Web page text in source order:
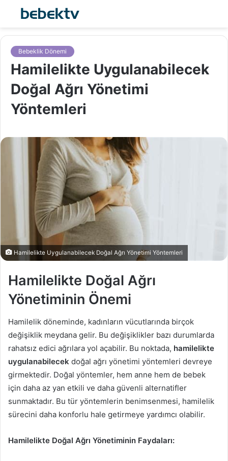
Bebeklik Dönemi
Hamilelikte Uygulanabilecek
Doğal Ağrı Yönetimi
Yöntemleri
Hamilelikte Uygulanabilecek Doğal Ağrı Yönetimi Yöntemleri
Hamilelikte Doğal Ağrı
Yönetiminin Önemi
Hamilelik döneminde, kadınların vücutlarında birçok
değişiklik meydana gelir. Bu değişiklikler bazı durumlarda
rahatsız edici ağrılara yol açabilir. Bu noktada, hamilelikte
uygulanabilecek doğal ağrı yönetimi yöntemleri devreye
girmektedir. Doğal yöntemler, hem anne hem de bebek
için daha az yan etkili ve daha güvenli alternatifler
sunmaktadır. Bu tür yöntemlerin benimsenmesi, hamilelik
sürecini daha konforlu hale getirmeye yardımcı olabilir.
Hamilelikte Doğal Ağrı Yönetiminin Faydaları: